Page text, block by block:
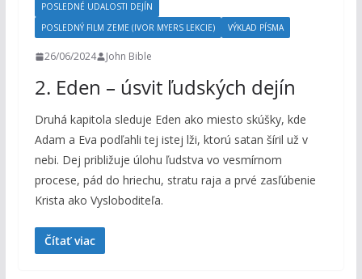
POSLEDNÉ UDALOSTI DEJÍN
POSLEDNÝ FILM ZEME (IVOR MYERS LEKCIE)
VÝKLAD PÍSMA
26/06/2024 John Bible
2. Eden – úsvit ľudských dejín
Druhá kapitola sleduje Eden ako miesto skúšky, kde
Adam a Eva podľahli tej istej lži, ktorú satan šíril už v
nebi. Dej približuje úlohu ľudstva vo vesmírnom
procese, pád do hriechu, stratu raja a prvé zasľúbenie
Krista ako Vysloboditeľa.
Čítať viac